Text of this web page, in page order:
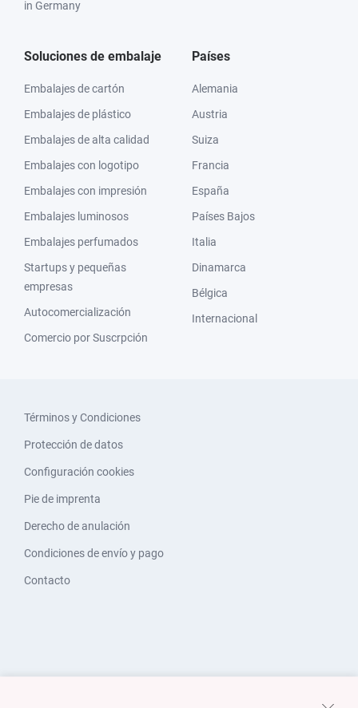
in Germany
Soluciones de embalaje
Embalajes de cartón
Embalajes de plástico
Embalajes de alta calidad
Embalajes con logotipo
Embalajes con impresión
Embalajes luminosos
Embalajes perfumados
Startups y pequeñas
empresas
Autocomercialización
Comercio por Suscrpción
Países
Alemania
Austria
Suiza
Francia
España
Países Bajos
Italia
Dinamarca
Bélgica
Internacional
Términos y Condiciones
Protección de datos
Configuración cookies
Pie de imprenta
Derecho de anulación
Condiciones de envío y pago
Contacto